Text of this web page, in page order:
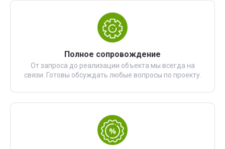
Полное сопровождение
От запроса до реализации объекта мы всегда на
связи. Готовы обсуждать любые вопросы по проекту.